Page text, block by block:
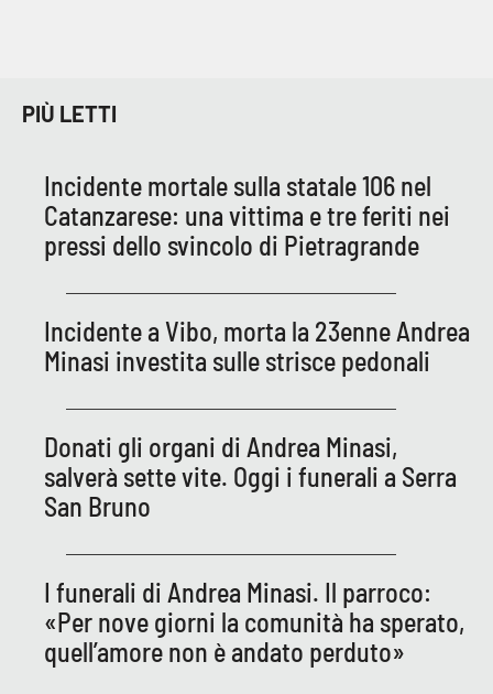
PIÙ LETTI
Incidente mortale sulla statale 106 nel
Catanzarese: una vittima e tre feriti nei
pressi dello svincolo di Pietragrande
Incidente a Vibo, morta la 23enne Andrea
Minasi investita sulle strisce pedonali
Donati gli organi di Andrea Minasi,
salverà sette vite. Oggi i funerali a Serra
San Bruno
I funerali di Andrea Minasi. Il parroco:
«Per nove giorni la comunità ha sperato,
quell’amore non è andato perduto»